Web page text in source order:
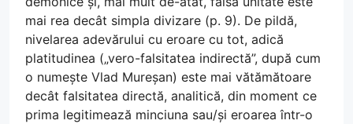
mai rea decât simpla divizare (p. 9). De pildă,
nivelarea adevărului cu eroare cu tot, adică
platitudinea („vero-falsitatea indirectă”, după cum
o numește Vlad Mureșan) este mai vătămătoare
decât falsitatea directă, analitică, din moment ce
prima legitimează minciuna sau/și eroarea într-o